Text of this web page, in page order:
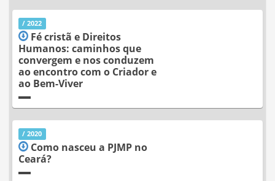
/ 2022
Fé cristã e Direitos
Humanos: caminhos que
convergem e nos conduzem
ao encontro com o Criador e
ao Bem-Viver
/ 2020
Como nasceu a PJMP no
Ceará?